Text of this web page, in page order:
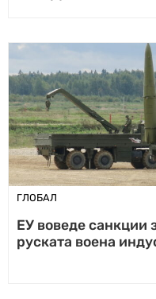
ГЛОБАЛ
ЕУ воведе санкции
руската воена